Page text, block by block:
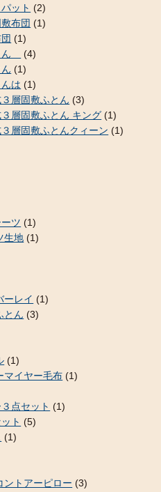
ット (2)
布団 (1)
(1)
ん
(4)
(1)
は (1)
層固敷ふとん (3)
層固敷ふとん キング (1)
層固敷ふとんクィーン (1)
ツ (1)
生地 (1)
ーレイ (1)
とん (3)
(1)
マイヤー毛布 (1)
点セット (1)
ト (5)
(1)
ントアーピロー (3)